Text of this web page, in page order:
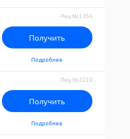
Лиц №1354
Получить
Подробнее
Лиц №2210
Получить
Подробнее